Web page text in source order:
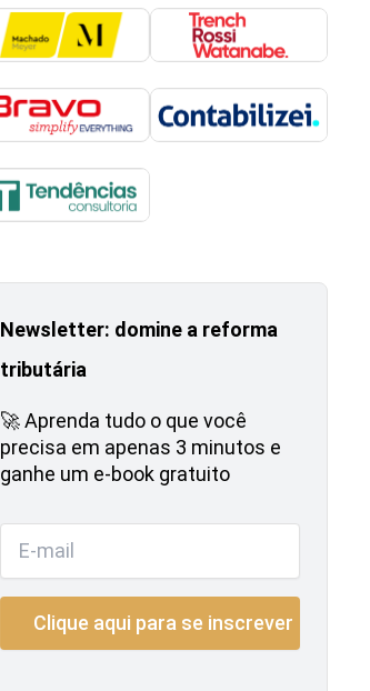
Newsletter: domine a reforma
tributária
🚀 Aprenda tudo o que você
precisa em apenas 3 minutos e
ganhe um e-book gratuito